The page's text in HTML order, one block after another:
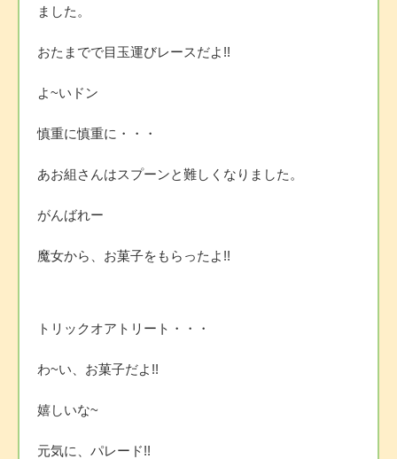
ました。
おたまでで目玉運びレースだよ!!
よ~いドン
慎重に慎重に・・・
あお組さんはスプーンと難しくなりました。
がんばれー
魔女から、お菓子をもらったよ!!
トリックオアトリート・・・
わ~い、お菓子だよ!!
嬉しいな~
元気に、パレード!!